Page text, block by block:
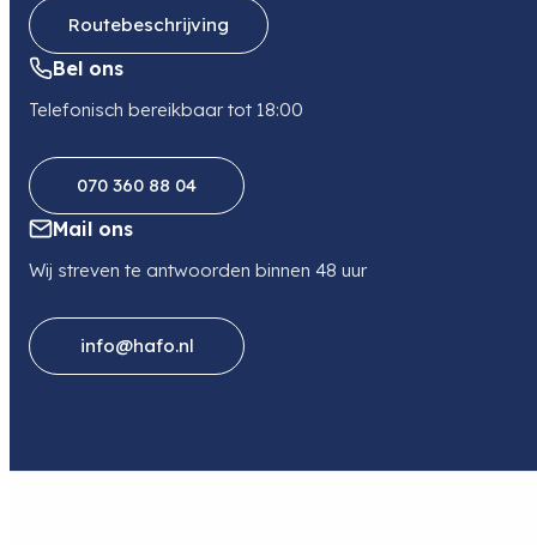
Routebeschrijving
Bel ons
Telefonisch bereikbaar tot 18:00
070 360 88 04
Mail ons
Wij streven te antwoorden binnen 48 uur
info@hafo.nl